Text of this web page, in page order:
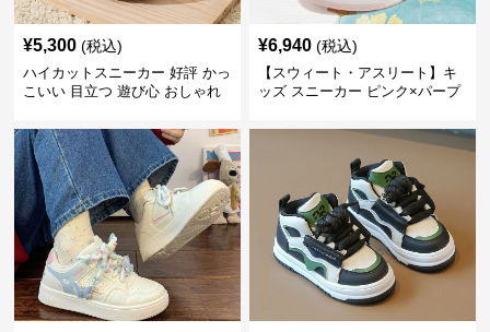
¥5,300 (税込)
ハイカットスニーカー 好評 かっ
こいい 目立つ 遊び心 おしゃれ
すべりにくい 快適歩行 グリップ
力
¥6,940 (税込)
【スウィート・アスリート】キ
ッズ スニーカー ピンク×パープ
ンソール ガールズ